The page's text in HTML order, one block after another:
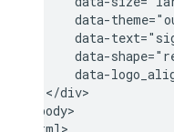
data-
data-
data-
data-
    </div>
  <body>